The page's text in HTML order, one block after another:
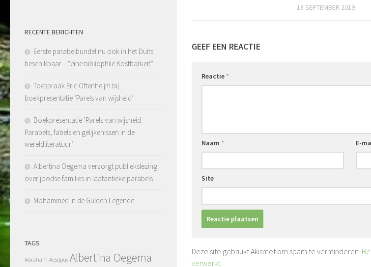
18 SEPTEMBER 2019
GEEF EEN REACTIE
Reactie *
Naam * E-
Site
Deze site gebruikt Akismet om spam te verminderen.
verwerkt.
RECENTE BERICHTEN
Eerste parabelbundel nu ook in het Duits
beschikbaar – “eine bibliophile Kostbarkeit”
Toespraak Eric Ottenheijm bij
boekpresentatie ‘Parels van wijsheid’
Boekpresentatie ‘Parels van wijsheid.
Parabels, fabels en gelijkenissen in de
wereldliteratuur’
Albertina Oegema verzorgt publiekslezing
over joodse families in laatantieke parabels
Mohammed in de Gulden Legende
TAGS
Abraham Aesopus Albertina Oegema